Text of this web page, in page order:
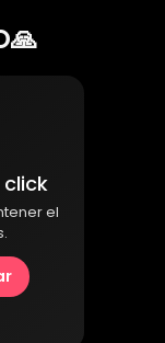
el